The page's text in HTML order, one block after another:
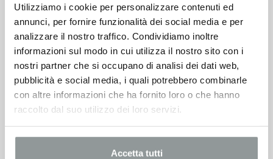
Utilizziamo i cookie per personalizzare contenuti ed
annunci, per fornire funzionalità dei social media e per
analizzare il nostro traffico. Condividiamo inoltre
informazioni sul modo in cui utilizza il nostro sito con i
nostri partner che si occupano di analisi dei dati web,
pubblicità e social media, i quali potrebbero combinarle
con altre informazioni che ha fornito loro o che hanno
raccolto dal suo utilizzo dei loro servizi.
Accetta tutti
VEDI SCHEDA